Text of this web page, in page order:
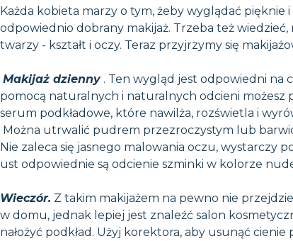
Każda kobieta marzy o tym, żeby wyglądać pięknie
odpowiednio dobrany makijaż. Trzeba też
twarzy - kształt i oczy. Teraz przyjrzymy się
Makijaż dzienny. Ten wygląd jest odpowiedni na
pomocą naturalnych i naturalnych odcieni możesz
serum podkładowe, które nawilża, rozświetla i
Można utrwalić pudrem przezroczystym lub
Nie zaleca się jasnego malowania oczu, wystarczy
ust odpowiednie są odcienie szminki w kolorze
Wieczór. Z takim makijażem na pewno nie
w domu, jednak lepiej jest znaleźć salon
nałożyć podkład. Użyj korektora, aby usunąć